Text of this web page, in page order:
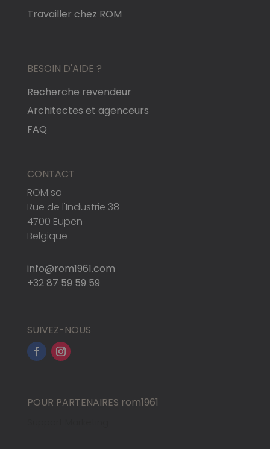
Travailler chez ROM
BESOIN D'AIDE ?
Recherche revendeur
Architectes et agenceurs
FAQ
CONTACT
ROM sa
Rue de l'Industrie 38
4700 Eupen
Belgique
info@rom1961.com
+32 87 59 59 59
SUIVEZ-NOUS
POUR PARTENAIRES rom1961